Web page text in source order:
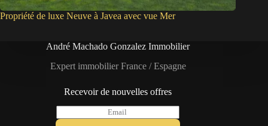
Propriété de luxe Neuve à Javea avec vue Mer
André Machado Gonzalez Immobilier
Expert immobilier France / Espagne
Recevoir de nouvelles offres
m